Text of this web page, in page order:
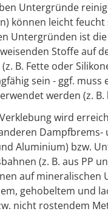
Untergründe
können leicht feucht
Untergründen ist
Stoffe auf
B. Fette oder
sein - ggf. muss
werden (z.
wird
Dampfbrems-
Aluminium) bzw.
(z. B. aus PP
auf mineralischen
gehobeltem und
nicht rostendem